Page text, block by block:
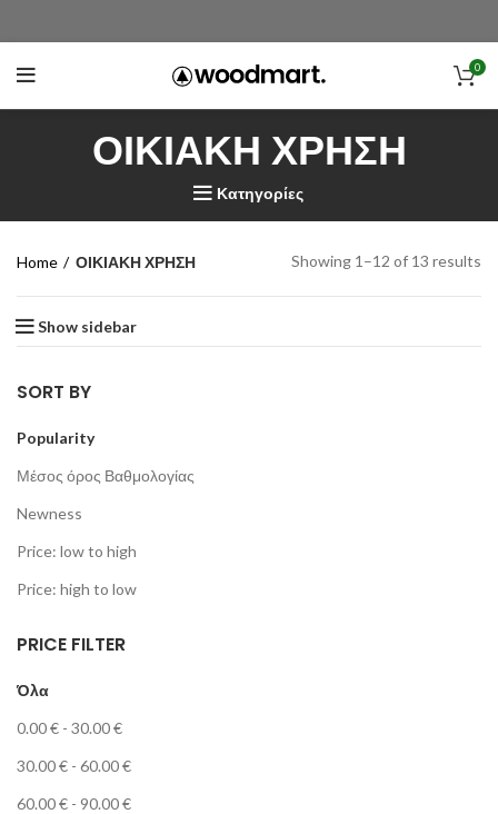
0
ΟΙΚΙΑΚΗ ΧΡΗΣΗ
Κατηγορίες
Home ΟΙΚΙΑΚΗ ΧΡΗΣΗ Showing 1–12 of 13 results
Show sidebar
SORT BY
Popularity
Μέσος όρος Βαθμολογίας
Newness
Price: low to high
Price: high to low
PRICE FILTER
Όλα
0.00€ - 30.00€
30.00€ - 60.00€
60.00€ - 90.00€